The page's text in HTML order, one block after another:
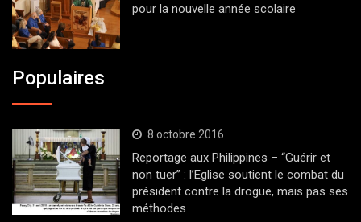
pour la nouvelle année scolaire
Populaires
8 octobre 2016
Reportage aux Philippines – “Guérir et
non tuer” : l’Eglise soutient le combat du
président contre la drogue, mais pas ses
méthodes